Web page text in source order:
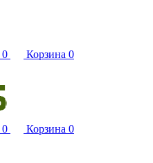
0 Корзина 0
0 Корзина 0